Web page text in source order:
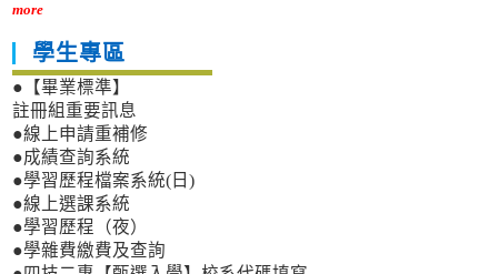
more
學生專區
●【畢業標準】
註冊組重要訊息
●線上申請重補修
●成績查詢系統
●學習歷程檔案系統(日)
●線上選課系統
●學習歷程（夜）
●學雜費繳費及查詢